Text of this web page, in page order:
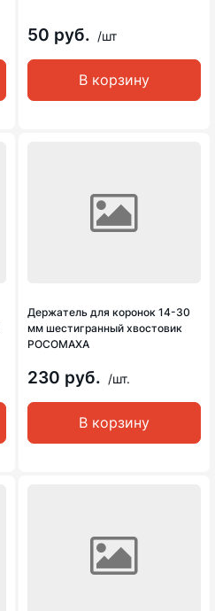
50 руб. /шт
В корзину
Держатель для коронок 14-30
мм шестигранный хвостовик
РОСОМАХА
230 руб. /шт.
В корзину